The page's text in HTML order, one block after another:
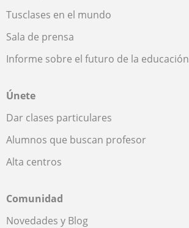
Tusclases en el mundo
Sala de prensa
Informe sobre el futuro de la educación
Únete
Dar clases particulares
Alumnos que buscan profesor
Alta centros
Comunidad
Novedades y Blog